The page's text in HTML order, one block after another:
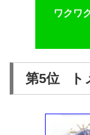
ワクワ
第5位 ト